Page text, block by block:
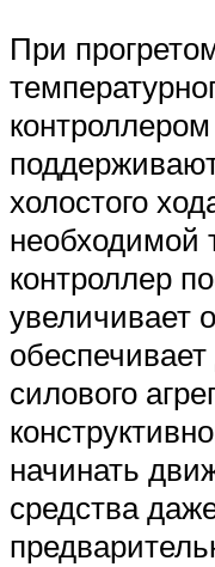
При
холостого
необходимой
контроллер
увеличивает
силового
начинать
средства